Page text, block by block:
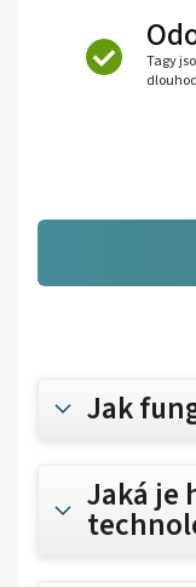
Tagy
Jak
Jaká je